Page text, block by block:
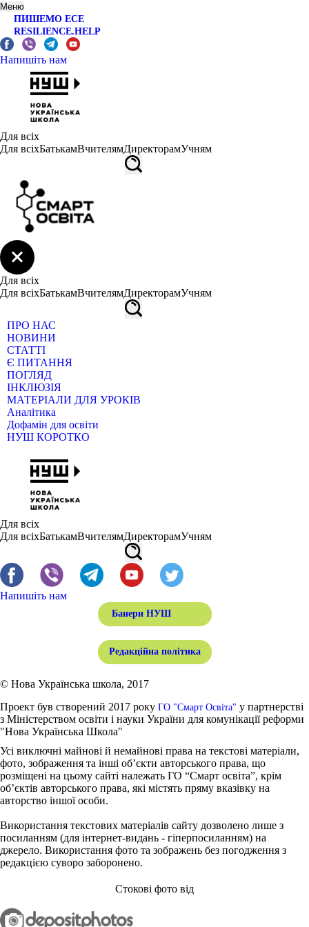
Меню
ПИШЕМО ЕСЕ
RESILIENCE.HELP
Напишіть нам
Для всіх
Для всіхБатькамВчителямДиректорамУчням
Для всіх
Для всіхБатькамВчителямДиректорамУчням
ПРО НАС
НОВИНИ
СТАТТІ
Є ПИТАННЯ
ПОГЛЯД
ІНКЛЮЗІЯ
МАТЕРІАЛИ ДЛЯ УРОКІВ
Аналітика
Дофамін для освіти
НУШ КОРОТКО
Для всіх
Для всіхБатькамВчителямДиректорамУчням
Напишіть нам
Банери НУШ
Редакційна політика
© Нова Українська школа, 2017
Проект був створений 2017 року ГО "Смарт Освіта" у партнерстві
з Міністерством освіти і науки України для комунікації реформи
"Нова Українська Школа"
Усі виключні майнові й немайнові права на текстові матеріали,
фото, зображення та інші об’єкти авторського права, що
розміщені на цьому сайті належать ГО “Смарт освіта”, крім
об’єктів авторського права, які містять пряму вказівку на
авторство іншої особи.
Використання текстових матеріалів сайту дозволено лише з
посиланням (для інтернет-видань - гіперпосиланням) на
джерело. Використання фото та зображень без погодження з
редакцією суворо заборонено.
Стокові фото від